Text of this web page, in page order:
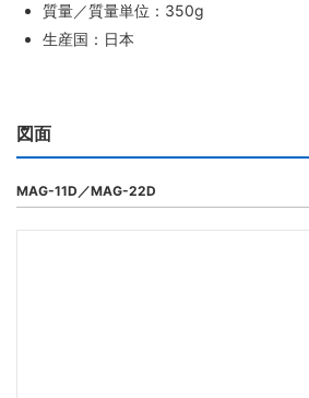
質量／質量単位：350g
生産国：日本
図面
MAG-11D／MAG-22D